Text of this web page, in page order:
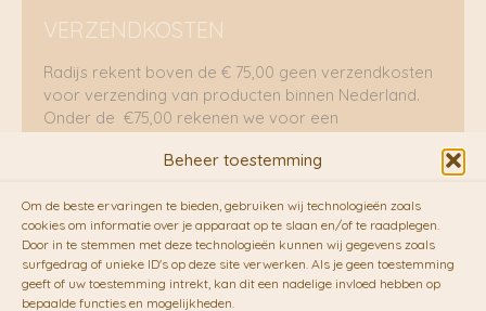
Beheer toestemming
Om de beste ervaringen te bieden, gebruiken wij technologieën zoals
cookies om informatie over je apparaat op te slaan en/of te raadplegen.
Door in te stemmen met deze technologieën kunnen wij gegevens zoals
surfgedrag of unieke ID's op deze site verwerken. Als je geen toestemming
geeft of uw toestemming intrekt, kan dit een nadelige invloed hebben op
bepaalde functies en mogelijkheden.
VERZENDKOSTEN
Radijs rekent boven de € 75,00 geen verzendkosten
voor verzending van producten binnen Nederland.
Onder de €75,00 rekenen we voor een
RADIJS werkt samen met de duurzame bezorgdienst
vanFietskoeriers.nl. Pakketten (mits voorradig) voor
10.00 uur besteld op een doordeweekse dag,
bezorgen zij soms nog op dezelfde dag in de